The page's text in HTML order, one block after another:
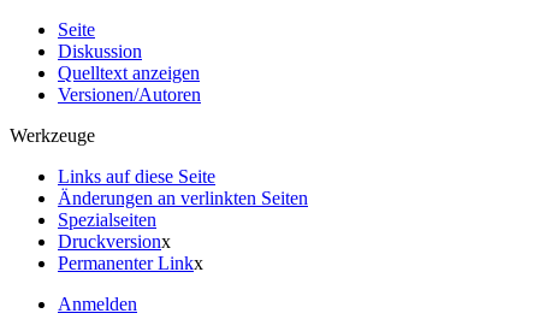
Seite
Diskussion
Quelltext anzeigen
Versionen/Autoren
Werkzeuge
Links auf diese Seite
Änderungen an verlinkten Seiten
Spezialseiten
Druckversionx
Permanenter Linkx
Anmelden